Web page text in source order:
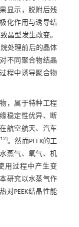
显示，脱附后残
化作用与诱导结
晶型发生改变。
处理前后的晶体
不同聚合物结晶
程中诱导聚合物
，属于特种工程
稳定性优异、断
航空航天、汽车
12]。然而PEEK的工
蒸气、氧气、机
用过程中产生变
研究以水蒸气作
对PEEK结晶性能